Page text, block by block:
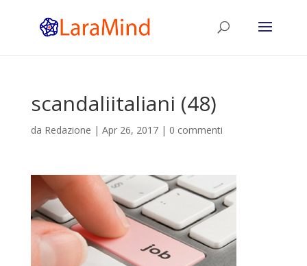
scandaliitaliani (48)
da Redazione | Apr 26, 2017| 0 commenti